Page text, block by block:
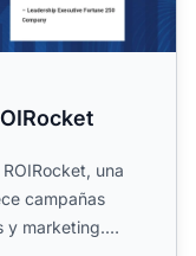
una
campañas
y marketing.